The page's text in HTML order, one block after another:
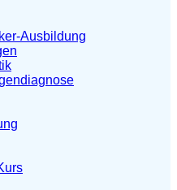
Ausbildung